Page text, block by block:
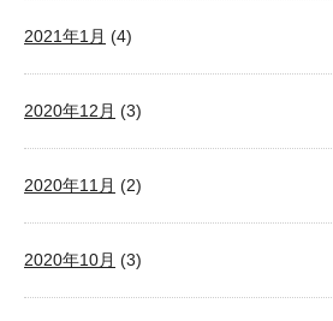
2021年1月 (4)
2020年12月 (3)
2020年11月 (2)
2020年10月 (3)